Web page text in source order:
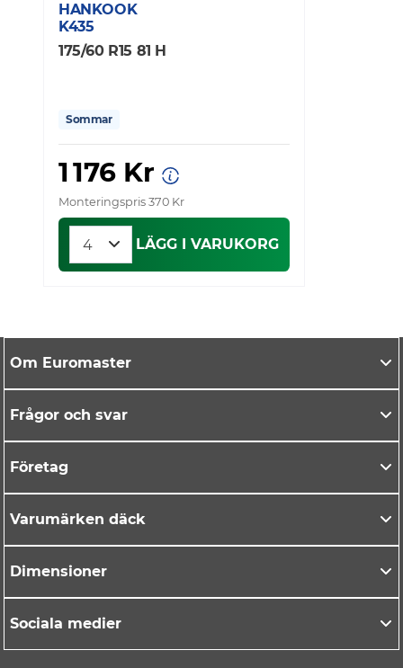
HANKOOK
K435
175/60 R15 81 H
Sommar
1 176 Kr
Monteringspris 370 Kr
LÄGG I VARUKORG
Om Euromaster
Frågor och svar
Företag
Varumärken däck
Dimensioner
Sociala medier